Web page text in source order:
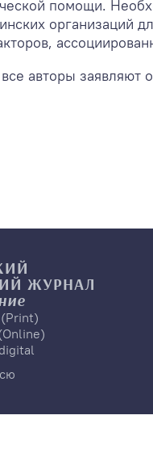
помощи.
организаций
авторы заявляют
ЖУРНАЛ
(Print)